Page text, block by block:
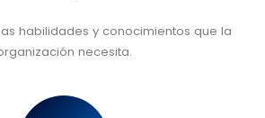
habilidades y conocimientos que la
necesita.